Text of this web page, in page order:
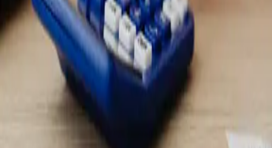
Jasné cenové podmienkyVopred komunikujeme všetky náklady, aby bolo
jasné, čo je súčasťou služby a koľko bude realizácia stáť.
Staviame na kvalitnej montáži a spoľahlivom servise. Ak vás zaujíma,
ako pracujeme a na čom si zakladáme, pozrite si stránku
Viac o nás